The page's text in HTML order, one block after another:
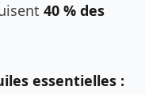
40 % des
essentielles :